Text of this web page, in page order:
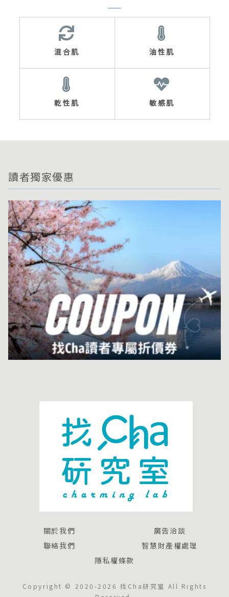
混合肌 油性肌
乾性肌 敏感肌
讀者獨家優惠
關於我們
廣告洽談
聯絡我們
智慧財產權處理
隱私權條款
Copyright © 2020-2026 找Cha研究室 All Rights